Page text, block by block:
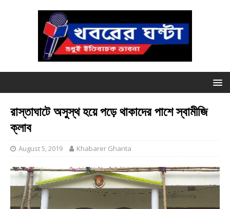
রাস্তাঘাটে অসুস্থ হয়ে পড়ে থাকাদের পাশে স্বামীজি
ক্লাব
August 5, 2019 Khabarer Ghanta